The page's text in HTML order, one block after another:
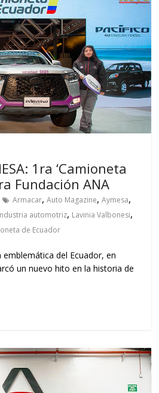
1ra ‘Camioneta
Fundación ANA
Armacar,Auto Magazine,Aymesa,
automotriz, Lavinia Valbonesi,
de Ecuador
emblemática del Ecuador, en
un nuevo hito en la historia de